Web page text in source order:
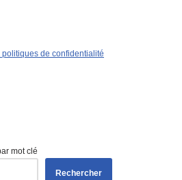
de confidentialité
mot clé
Rechercher